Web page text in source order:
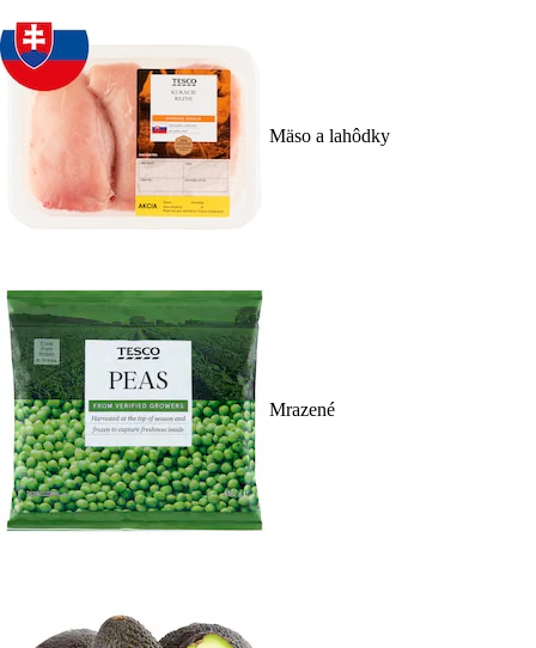
Mäso a lahôdky
Mrazené